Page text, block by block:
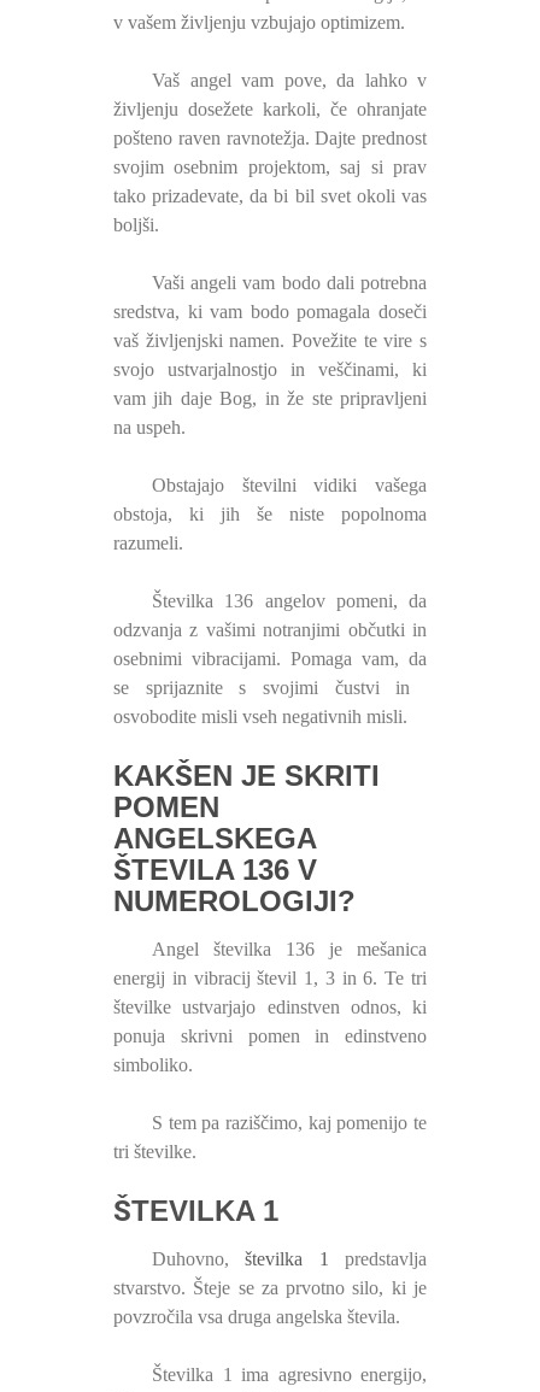
v vašem življenju vzbujajo optimizem.
Vaš angel vam pove, da lahko v
življenju dosežete karkoli, če ohranjate
pošteno raven ravnotežja. Dajte prednost
svojim osebnim projektom, saj si prav
tako prizadevate, da bi bil svet okoli vas
boljši.
Vaši angeli vam bodo dali potrebna
sredstva, ki vam bodo pomagala doseči
vaš življenjski namen. Povežite te vire s
svojo ustvarjalnostjo in veščinami, ki
vam jih daje Bog, in že ste pripravljeni
na uspeh.
Obstajajo številni vidiki vašega
obstoja, ki jih še niste popolnoma
razumeli.
Številka 136 angelov pomeni, da
odzvanja z vašimi notranjimi občutki in
osebnimi vibracijami. Pomaga vam, da
se sprijaznite s svojimi čustvi in ​​
osvobodite misli vseh negativnih misli.
KAKŠEN JE SKRITI
POMEN
ANGELSKEGA
ŠTEVILA 136 V
NUMEROLOGIJI?
Angel številka 136 je mešanica
energij in vibracij števil 1, 3 in 6. Te tri
številke ustvarjajo edinstven odnos, ki
ponuja skrivni pomen in edinstveno
simboliko.
S tem pa raziščimo, kaj pomenijo te
tri številke.
ŠTEVILKA 1
Duhovno,številka 1
predstavlja
stvarstvo. Šteje se za prvotno silo, ki je
povzročila vsa druga angelska števila.
Številka 1 ima agresivno energijo,